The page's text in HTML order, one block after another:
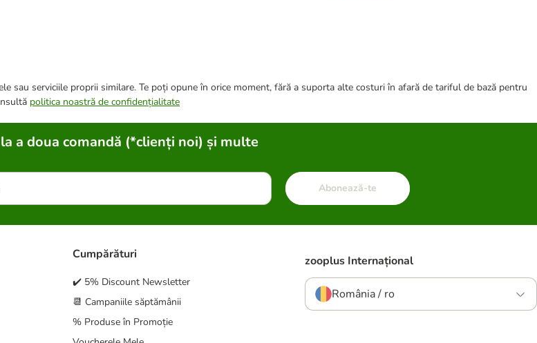
serviciile proprii similare. Te poți opune în orice moment, fără a suporta alte costuri în afară de tariful de bază pentru
politica noastră de confidențialitate
a doua comandă (*clienți noi) și multe
Abonează-te
Cumpărături
✔️ 5% Discount Newsletter
📆 Campaniile săptămânii
% Produse în Promoție
zooplus Internațional
România / ro